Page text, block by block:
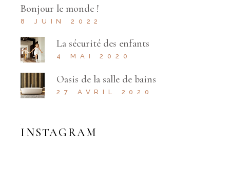
Bonjour le monde !
8 JUIN 2022
La sécurité des enfants
4 MAI 2020
Oasis de la salle de bains
27 AVRIL 2020
INSTAGRAM